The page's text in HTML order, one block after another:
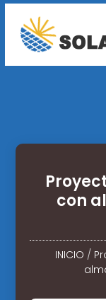
con
INICIO /